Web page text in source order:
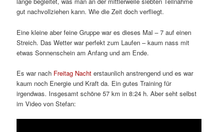
gut nachvollziehen kann. Wie die Zeit doch verfliegt.
Eine kleine aber feine Gruppe war es dieses Mal – 7 auf einen
Streich. Das Wetter war perfekt zum Laufen – kaum nass mit
etwas Sonnenschein am Anfang und am Ende.
Es war nach Freitag Nacht erstaunlich anstrengend und es war
kaum noch Energie und Kraft da. Ein gutes Training für
irgendwas. Insgesamt schöne 57 km in 8:24 h. Aber seht selbst
im Video von Stefan: